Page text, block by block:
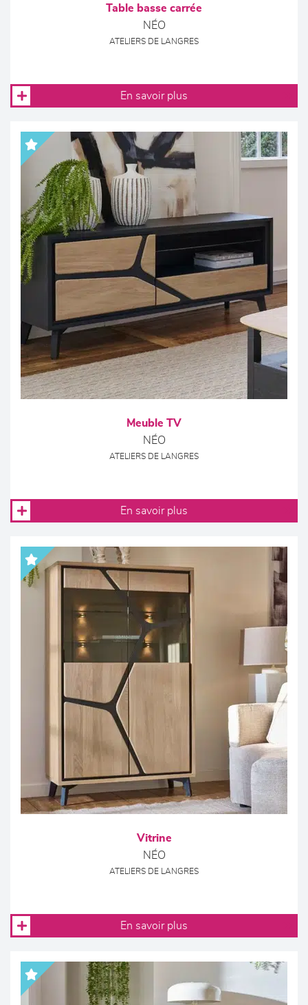
Table basse carrée
NÉO
ATELIERS DE LANGRES
En savoir plus
Meuble TV
NÉO
ATELIERS DE LANGRES
En savoir plus
Vitrine
NÉO
ATELIERS DE LANGRES
En savoir plus